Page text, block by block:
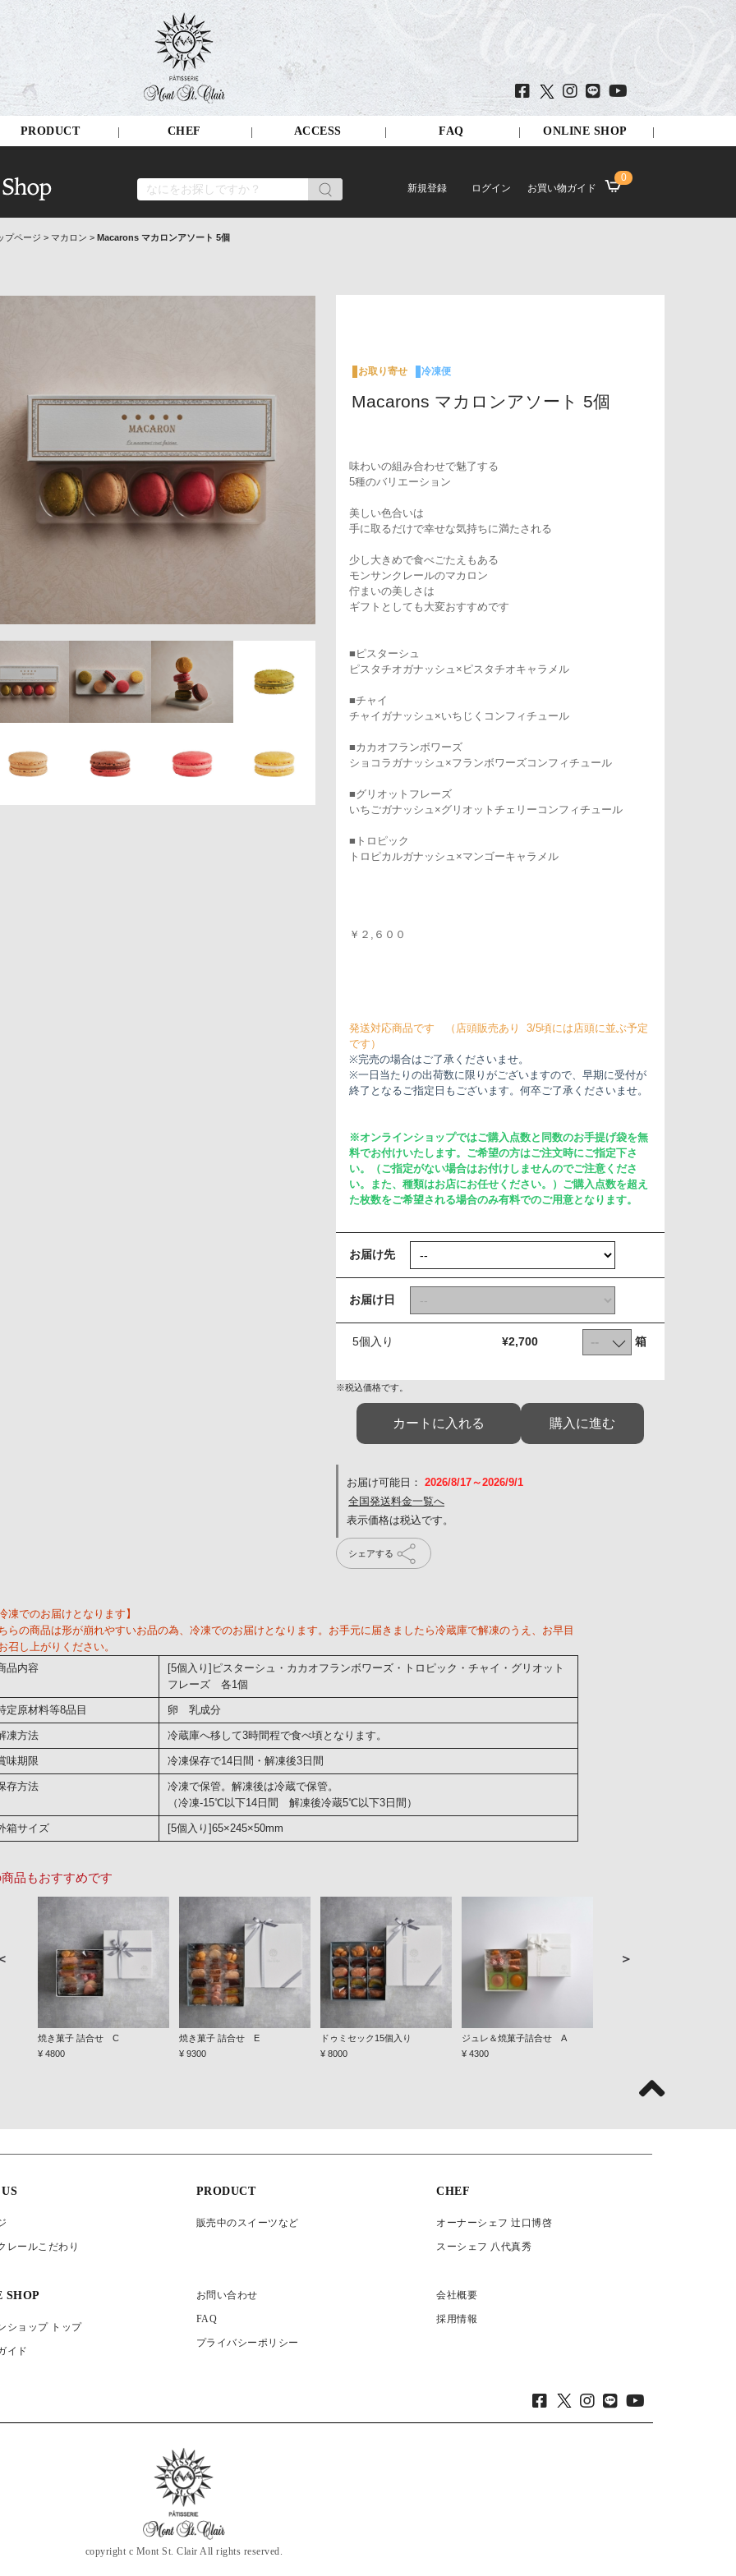
PRODUCT CHEF ACCESS FAQ ONLINE SHOP
新規登録 ログイン お買い物ガイド
0
プページ > マカロン > Macarons マカロンアソート 5個
Macarons マカロンアソート 5個
お取り寄せ 冷凍便
味わいの組み合わせで魅了する
5種のバリエーション
美しい色合いは
手に取るだけで幸せな気持ちに満たされる
少し大きめで食べごたえもある
モンサンクレールのマカロン
佇まいの美しさは
ギフトとしても大変おすすめです
■ピスターシュ
ピスタチオガナッシュ×ピスタチオキャラメル
■チャイ
チャイガナッシュ×いちじくコンフィチュール
■カカオフランボワーズ
ショコラガナッシュ×フランボワーズコンフィチュール
■グリオットフレーズ
いちごガナッシュ×グリオットチェリーコンフィチュール
■トロピック
トロピカルガナッシュ×マンゴーキャラメル
￥２,６００
発送対応商品です （店頭販売あり 3/5頃には店頭に並ぶ予定
です）
※完売の場合はご了承くださいませ。
※一日当たりの出荷数に限りがございますので、早期に受付が
終了となるご指定日もございます。何卒ご了承くださいませ。
※オンラインショップではご購入点数と同数のお手提げ袋を無
料でお付けいたします。ご希望の方はご注文時にご指定下さ
い。（ご指定がない場合はお付けしませんのでご注意くださ
い。また、種類はお店にお任せください。）ご購入点数を超え
た枚数をご希望される場合のみ有料でのご用意となります。
お届け先
お届け日
5個入り ¥2,700 箱
※税込価格です。
カートに入れる 購入に進む
お届け可能日： 2026/8/17～2026/9/1
全国発送料金一覧へ
シェアする
冷凍でのお届けとなります】
らの商品は形が崩れやすいお品の為、冷凍でのお届けとなります。お手元に届きましたら冷蔵庫で解凍のうえ、お早目
召し上がりください。
品内容
[5個入り]ピスターシュ・カカオフランボワーズ・トロピック・チャイ・グリオット
フレーズ 各1個
定原材料等8品目 卵 乳成分
凍方法 冷蔵庫へ移して3時間程で食べ頃となります。
味期限 冷凍保存で14日間・解凍後3日間
存方法
冷凍で保管。解凍後は冷蔵で保管。
（冷凍-15℃以下14日間 解凍後冷蔵5℃以下3日間）
箱サイズ [5個入り]65×245×50mm
品もおすすめです
焼き菓子 詰合せ C
¥ 4800
焼き菓子 詰合せ E
¥ 9300
ドゥミセック15個入り
¥ 8000
ジュレ＆焼菓子詰合せ A
¥ 4300
＞
レールこだわり
PRODUCT
販売中のスイーツなど
CHEF
オーナーシェフ 辻口博啓
スーシェフ 八代真秀
SHOP
ショップ トップ
イド
お問い合わせ
FAQ
プライバシーポリシー
会社概要
採用情報
copyright c Mont St. Clair All rights reserved.